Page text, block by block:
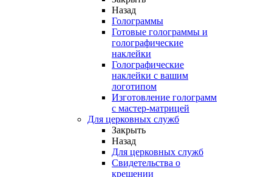
Назад
Голограммы
Готовые голограммы и
голографические
наклейки
Голографические
наклейки с вашим
логотипом
Изготовление голограмм
с мастер-матрицей
Для церковных служб
Закрыть
Назад
Для церковных служб
Свидетельства о
крещении